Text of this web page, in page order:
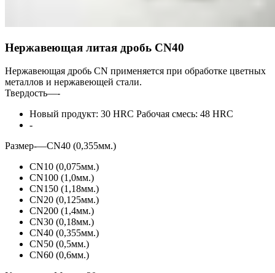
Нержавеющая литая дробь СN40
Нержавеющая дробь CN применяется при обработке цветных
металлов и нержавеющей стали.
Твердость—-
Новый продукт: 30 HRC Рабочая смесь: 48 HRC
-
Размер-—СN40 (0,355мм.)
СN10 (0,075мм.)
СN100 (1,0мм.)
СN150 (1,18мм.)
СN20 (0,125мм.)
СN200 (1,4мм.)
СN30 (0,18мм.)
СN40 (0,355мм.)
СN50 (0,5мм.)
СN60 (0,6мм.)